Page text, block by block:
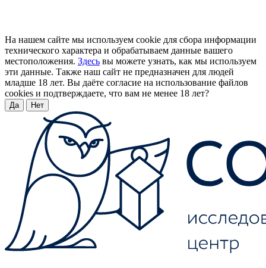
На нашем сайте мы используем cookie для сбора информации
технического характера и обрабатываем данные вашего
местоположения. Здесь вы можете узнать, как мы используем
эти данные. Также наш сайт не предназначен для людей
младше 18 лет. Вы даёте согласие на использование файлов
cookies и подтверждаете, что вам не менее 18 лет?
Да Нет